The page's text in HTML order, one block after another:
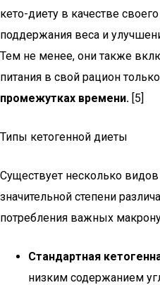
кето-диету в качестве
поддержания веса и
Тем не менее, они также
питания в свой рацион
промежутках времени. [5]
Типы кетогенной диеты
Существует несколько
значительной степени
потребления важных
Стандартная
низким содержанием